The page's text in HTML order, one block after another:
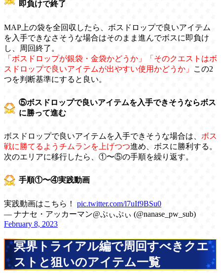
即負けで終了
MAP上の袋を全回収したら、ボスドロップで良いアイテム
を入手できなさそうな場合はそのまま進んでボスに即負け
し、周回終了。
「ボスドロップが銀袋・金袋かどうか」「そのクエストはボ
スドロップで良いアイテムが出やすい使用かどうか」
この2
つを判断基準にすると良い。
⑤ボスドロップで良いアイテムを入手できそうならボス
に勝って進む
ボスドロップで良いアイテムを入手できそうな場合は、 ボス
戦に勝てるようチムランを上げつつ進め、ボスに勝利する。
次のエリアに移行したら、①〜⑤の手順を繰り返す。
手順①〜④実践動画
実践動画はこちら！ pic.twitter.com/l7uIf9BSu0
— ナナセ・アッカーマン@ぷぃぷぃ (@nanase_pw_sub)
February 8, 2023
冥界トライアル編で周回すべきクエ
ストと狙いのアイテム一覧